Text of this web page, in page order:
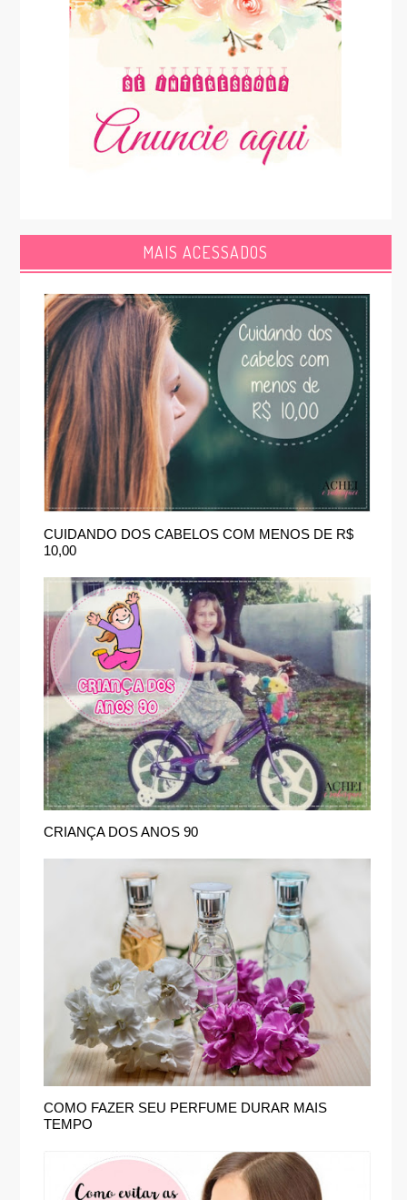
MAIS ACESSADOS
CUIDANDO DOS CABELOS COM MENOS DE R$
10,00
CRIANÇA DOS ANOS 90
COMO FAZER SEU PERFUME DURAR MAIS
TEMPO